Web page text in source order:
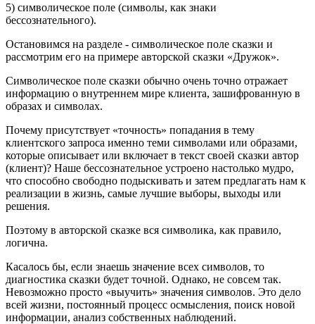
5) символическое поле (символы, как знаки
бессознательного).
Остановимся на разделе - символическое поле сказки и
рассмотрим его на примере авторской сказки «Дружок».
Символическое поле сказки обычно очень точно отражает
информацию о внутреннем мире клиента, зашифрованную в
образах и символах.
Почему присутствует «точность» попадания в тему
клиентского запроса именно теми символами или образами,
которые описывает или включает в текст своей сказки автор
(клиент)? Наше бессознательное устроено настолько мудро,
что способно свободно подыскивать и затем предлагать нам к
реализации в жизнь, самые лучшие выборы, выходы или
решения.
Поэтому в авторской сказке вся символика, как правило,
логична.
Касалось бы, если знаешь значение всех символов, то
диагностика сказки будет точной. Однако, не совсем так.
Невозможно просто «выучить» значения символов. Это дело
всей жизни, постоянный процесс осмысления, поиск новой
информации, анализ собственных наблюдений.